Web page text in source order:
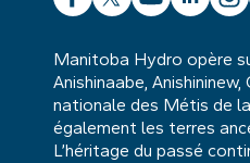
Manitoba Hydro opère
Anishinaabe,
nationale des Métis de
également les terres
L’héritage du passé